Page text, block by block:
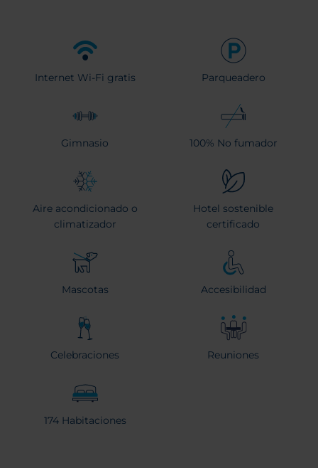
Internet Wi-Fi gratis Parqueadero
Gimnasio 100% No fumador
Aire acondicionado o
climatizador
Hotel sostenible
certificado
Mascotas Accesibilidad
Celebraciones Reuniones
174 Habitaciones